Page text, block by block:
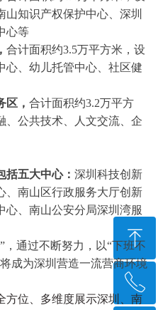
知识产权保护中心、深圳
心等
合计面积约3.5万平方米，设
心、幼儿托管中心、社区健
区， 合计面积约3.2万平方
、公共技术、人文交流、企
括五大中心： 深圳科技创新
、南山区行政服务大厅创新
心、南山公安分局深圳湾服
，通过不断努力，以“下班不
成为深圳营造一流营商环境
方位、多维度展示深圳、南
ꁸ
回到顶部
ꂅ